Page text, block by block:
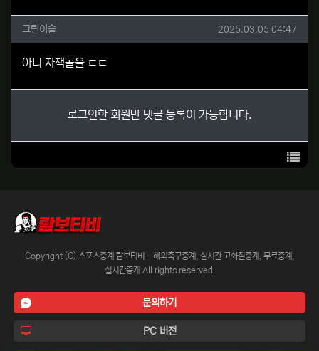
그린이슬님의 댓글
그린이슬 작성일
2025.03.05 04:47
아니 자책골을 ㄷㄷ
로그인한 회원만 댓글 등록이 가능합니다.
목록
Copyright (C) 스포츠중계 람보티비 - 해외축구중계, 실시간 고화질중계, 무료중계,
실시간중계 All rights reserved.
문의하기
PC 버전